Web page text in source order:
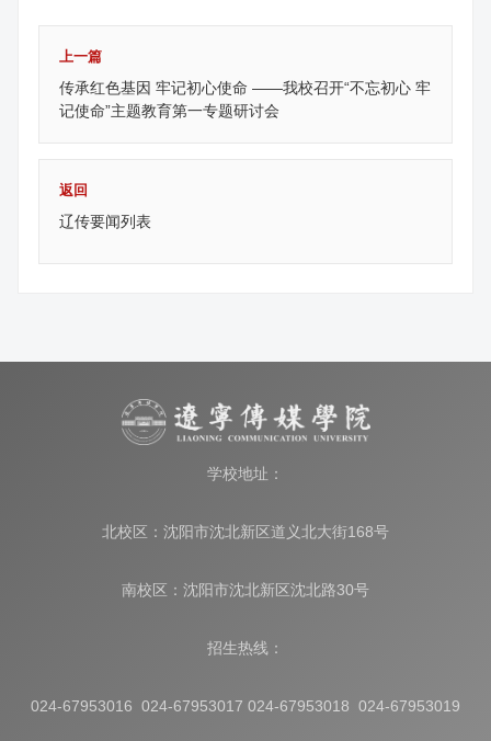
上一篇
传承红色基因 牢记初心使命 ——我校召开“不忘初心 牢
记使命”主题教育第一专题研讨会
返回
辽传要闻列表
学校地址：
北校区：沈阳市沈北新区道义北大街168号
南校区：沈阳市沈北新区沈北路30号
招生热线：
024-67953016 024-67953017 024-67953018 024-67953019